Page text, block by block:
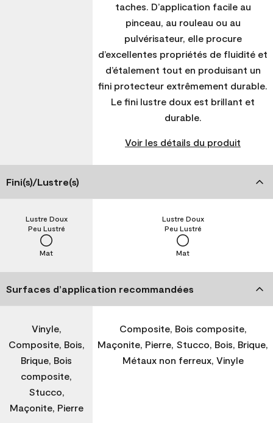
taches. D’application facile au
pinceau, au rouleau ou au
pulvérisateur, elle procure
d’excellentes propriétés de fluidité et
d’étalement tout en produisant un
fini protecteur extrêmement durable.
Le fini lustre doux est brillant et
durable.
Voir les détails du produit
Fini(s)/Lustre(s)
Mat
Peu Lustré
Lustre Doux
Mat
Peu Lustré
Lustre Doux
Surfaces d’application recommandées
Vinyle,
Composite, Bois,
Brique, Bois
composite,
Stucco,
Maçonite, Pierre
Composite, Bois composite,
Maçonite, Pierre, Stucco, Bois, Brique,
Métaux non ferreux, Vinyle